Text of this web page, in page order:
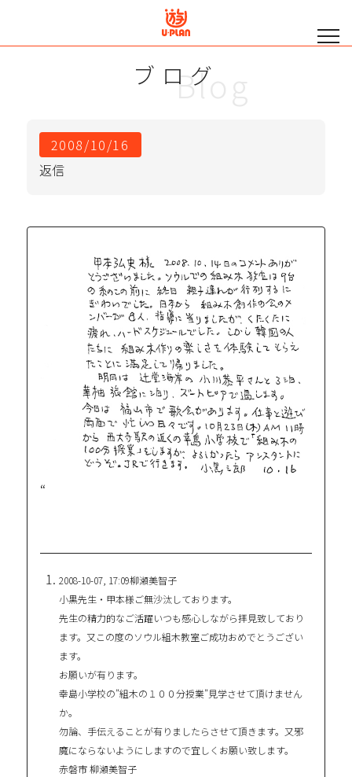
Blog
ブログ
2008/10/16
返信
“
2008-10-07, 17:09柳瀬美智子
小黒先生・甲本様ご無沙汰しております。
先生の精力的なご活躍いつも感心しながら拝見致しており
ます。又この度のソウル組木教室ご成功おめでとうござい
ます。
お願いが有ります。
幸島小学校の”組木の１００分授業”見学させて頂けません
か。
勿論、手伝えることが有りましたらさせて頂きます。又邪
魔にならないようにしますので宜しくお願い致します。
赤磐市 柳瀬美智子